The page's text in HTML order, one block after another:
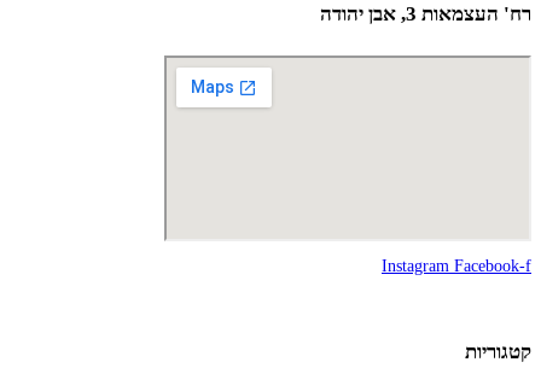
רח' העצמאות 3, אבן יהודה
Instagram Facebook-f
קטגוריות